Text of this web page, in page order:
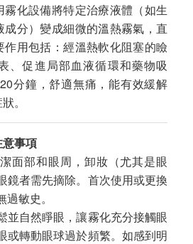
霧化設備將特定治療液體（如生
分）變成細微的溫熱霧氣，直
用包括：經溫熱軟化阻塞的瞼
、促進局部血液循環和藥物吸
分鐘，舒適無痛，能有效緩解
。
事項
潔面部和眼周，卸妝（尤其是眼
鏡者需先摘除。首次使用或更換
敏史。
並自然睜眼，讓霧化充分接觸眼
或轉動眼球過於頻繁。如感到明